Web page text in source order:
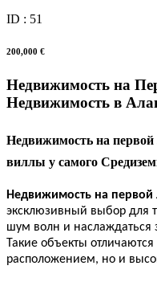
ID : 51
200,000 €
Недвижимость на
Недвижимость в
Недвижимость на
виллы у самого
Недвижимость на
эксклюзивный выбор для
шум волн и наслаждаться
Такие объекты
расположением, но и